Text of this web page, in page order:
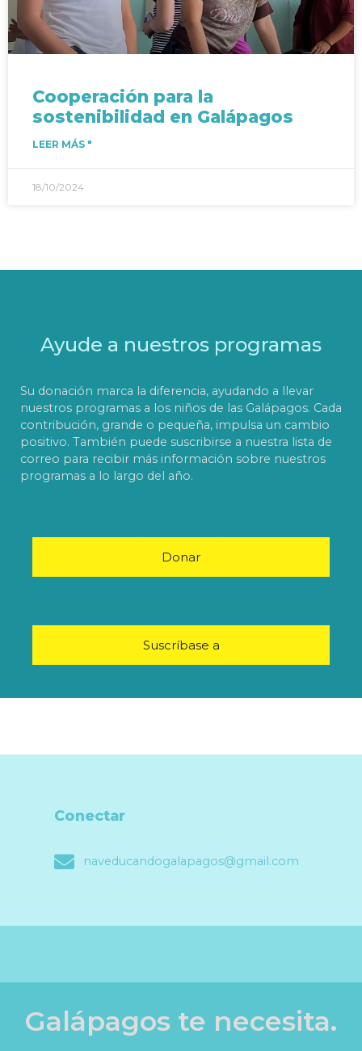
Cooperación para la
sostenibilidad en Galápagos
LEER MÁS "
18/10/2024
Ayude a nuestros programas
Su donación marca la diferencia, ayudando a llevar
nuestros programas a los niños de las Galápagos. Cada
contribución, grande o pequeña, impulsa un cambio
positivo. También puede suscribirse a nuestra lista de
correo para recibir más información sobre nuestros
programas a lo largo del año.
Donar
Suscríbase a
Conectar
naveducandogalapagos@gmail.com
Galápagos te necesita.